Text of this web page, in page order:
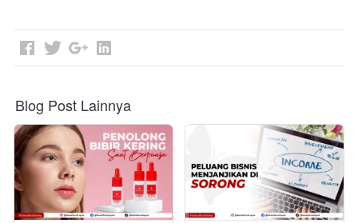
Blog Post Lainnya